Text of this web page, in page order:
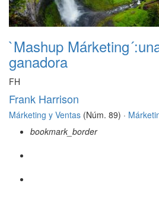
`Mashup
ganadora
FH
Frank Harrison
Márketing y Ventas (Núm. 89) ·
bookmark_border